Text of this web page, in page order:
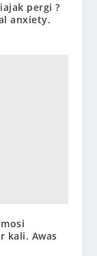
pergi ?
anxiety.
kali. Awas